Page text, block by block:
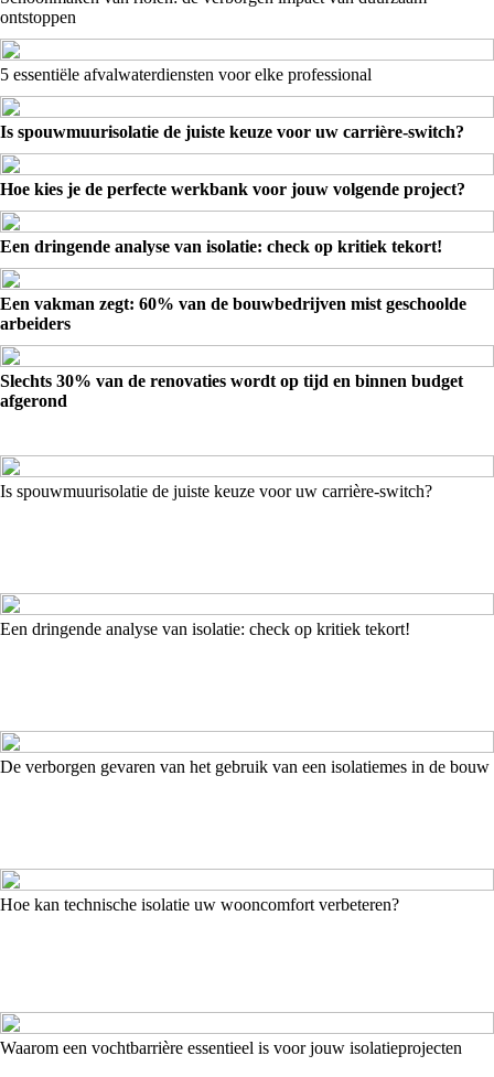
ontstoppen
5 essentiële afvalwaterdiensten voor elke professional
Is spouwmuurisolatie de juiste keuze voor uw carrière-switch?
Hoe kies je de perfecte werkbank voor jouw volgende project?
Een dringende analyse van isolatie: check op kritiek tekort!
Een vakman zegt: 60% van de bouwbedrijven mist geschoolde
arbeiders
Slechts 30% van de renovaties wordt op tijd en binnen budget
afgerond
Is spouwmuurisolatie de juiste keuze voor uw carrière-switch?
Een dringende analyse van isolatie: check op kritiek tekort!
De verborgen gevaren van het gebruik van een isolatiemes in de bouw
Hoe kan technische isolatie uw wooncomfort verbeteren?
Waarom een vochtbarrière essentieel is voor jouw isolatieprojecten